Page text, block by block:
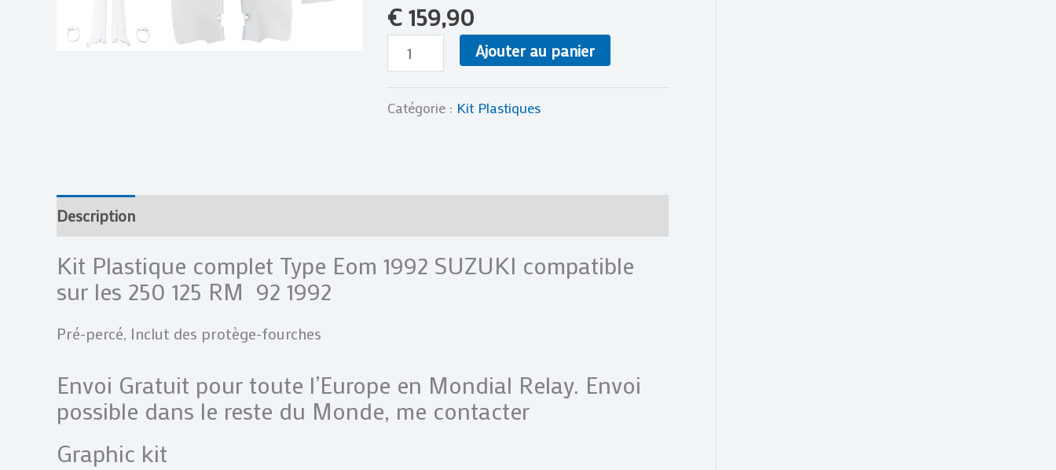
€159,90
Eom
1992
SUZUKI
250
125
1992
Ajouter au panier
Catégorie : Kit Plastiques
Description
Kit Plastique complet Type Eom 1992 SUZUKI compatible
sur les 250 125 RM 92 1992
Pré-percé, Inclut des protège-fourches
Envoi Gratuit pour toute l’Europe en Mondial Relay. Envoi
possible dans le reste du Monde, me contacter
Graphic kit